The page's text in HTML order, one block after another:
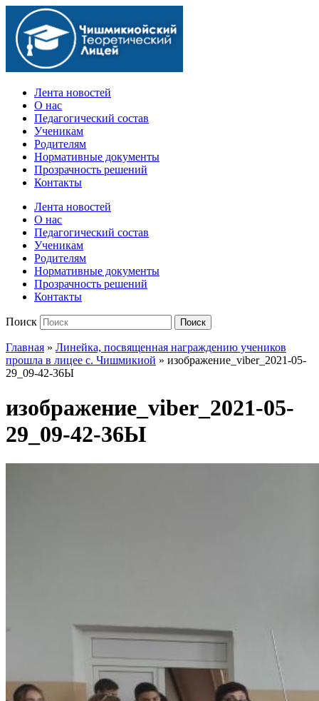
Официальный сайт учебного заведения
Лента новостей
О нас
Педагогический состав
Ученикам
Родителям
Нормативные документы
Прозрачность решений
Контакты
Лента новостей
О нас
Педагогический состав
Ученикам
Родителям
Нормативные документы
Прозрачность решений
Контакты
Поиск Поиск
Главная » Линейка, посвященная награждению учеников
прошла в лицее с. Чишмикиой » изображение_viber_2021-05-
29_09-42-36Ы
изображение_viber_2021-05-
29_09-42-36Ы